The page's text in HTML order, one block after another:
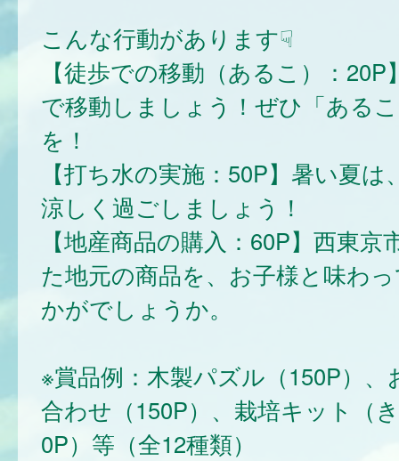
こんな行動があります☟
【徒歩での移動（あるこ）：20P
で移動しましょう！ぜひ「ある
を！
【打ち水の実施：50P】暑い夏
涼しく過ごしましょう！
【地産商品の購入：60P】西東京
た地元の商品を、お子様と味わ
かがでしょうか。
※賞品例：木製パズル（150P）、
合わせ（150P）、栽培キット（
0P）等（全12種類）